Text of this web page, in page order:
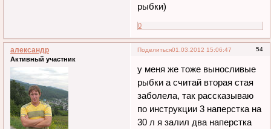
рыбки)
0
Поделиться 54
01.03.2012 15:06:47
александр
Активный участник
у меня же тоже выносливые
рыбки а считай вторая стая
заболела, так рассказываю
по инструкции 3 наперстка на
30 л я залил два наперстка